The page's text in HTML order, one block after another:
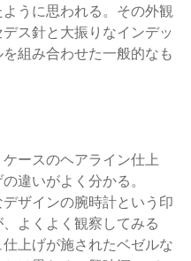
うに思われる。その外観
ス針と大振りなインデッ
組み合わせた一般的なも
ースのヘアライン仕上
違いがよく分かる。
ザインの腕時計という印
よくよく観察してみる
上げが施されたベゼルな